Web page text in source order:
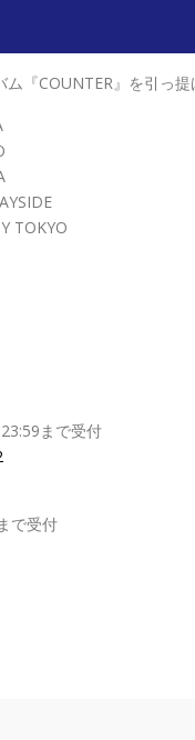
『COUNTER』を引っ
TOKYO
まで受付
で受付